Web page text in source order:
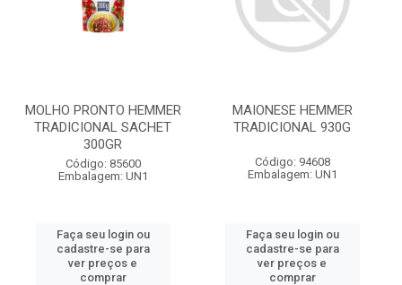
MOLHO PRONTO HEMMER
TRADICIONAL SACHET
300GR
Código: 85600
Embalagem: UN1
Faça seu login ou
cadastre-se para
ver preços e
comprar
MAIONESE HEMMER
TRADICIONAL 930G
Código: 94608
Embalagem: UN1
Faça seu login ou
cadastre-se para
ver preços e
comprar